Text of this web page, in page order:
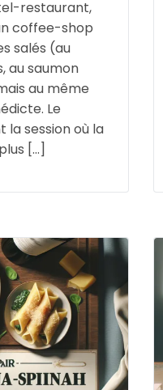
restaurant,
coffee-shop
salés (au
au saumon
au même
Le
session où la
[…]